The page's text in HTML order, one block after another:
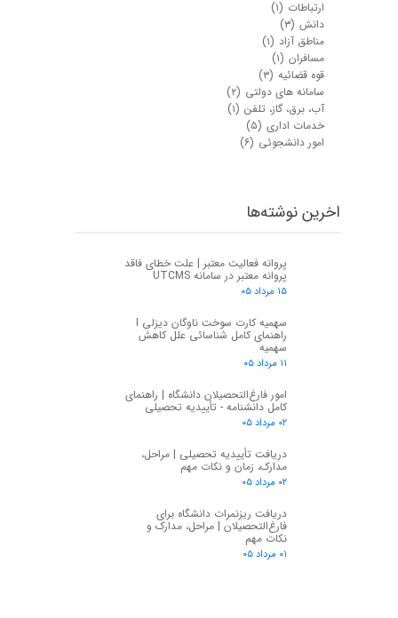
★
ارتباطات (۱)
دانش (۳)
مناطق آزاد (۱)
مسافران (۱)
قوه قضائیه (۳)
سامانه های دولتی (۲)
آب، برق، گاز، تلفن (۱)
خدمات اداری (۵)
امور دانشجوئی (۶)
اخرین نوشته‌ها
پروانه فعالیت معتبر | علت خطای فاقد
پروانه معتبر در سامانه UTCMS
۱۵ مرداد ۰۵
سهمیه کارت سوخت ناوگان دیزلی I
راهنمای کامل شناسائی علل کاهش
سهمیه
۱۱ مرداد ۰۵
امور فارغ‌التحصیلان دانشگاه | راهنمای
کامل دانشنامه - تأییدیه تحصیلی
۰۲ مرداد ۰۵
دریافت تأییدیه تحصیلی | مراحل،
مدارک، زمان و نکات مهم
۰۲ مرداد ۰۵
دریافت ریزنمرات دانشگاه برای
فارغ‌التحصیلان | مراحل، مدارک و
نکات مهم
۰۱ مرداد ۰۵